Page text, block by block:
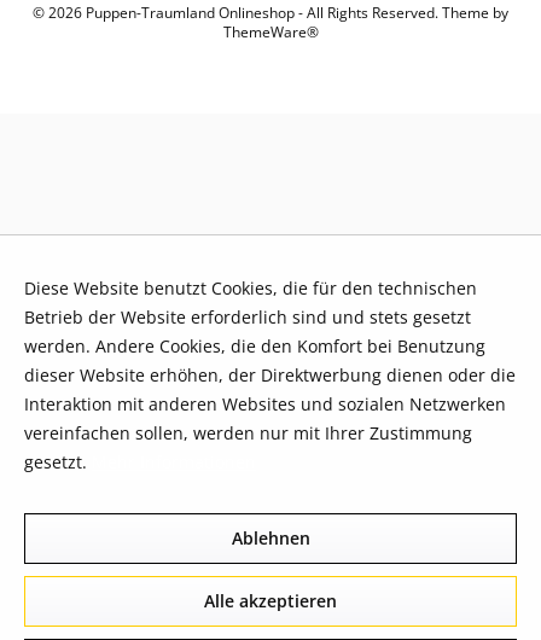
© 2026 Puppen-Traumland Onlineshop - All Rights Reserved. Theme by
ThemeWare®
Diese Website benutzt Cookies, die für den technischen
Betrieb der Website erforderlich sind und stets gesetzt
werden. Andere Cookies, die den Komfort bei Benutzung
dieser Website erhöhen, der Direktwerbung dienen oder die
Interaktion mit anderen Websites und sozialen Netzwerken
vereinfachen sollen, werden nur mit Ihrer Zustimmung
gesetzt.
Ablehnen
Alle akzeptieren